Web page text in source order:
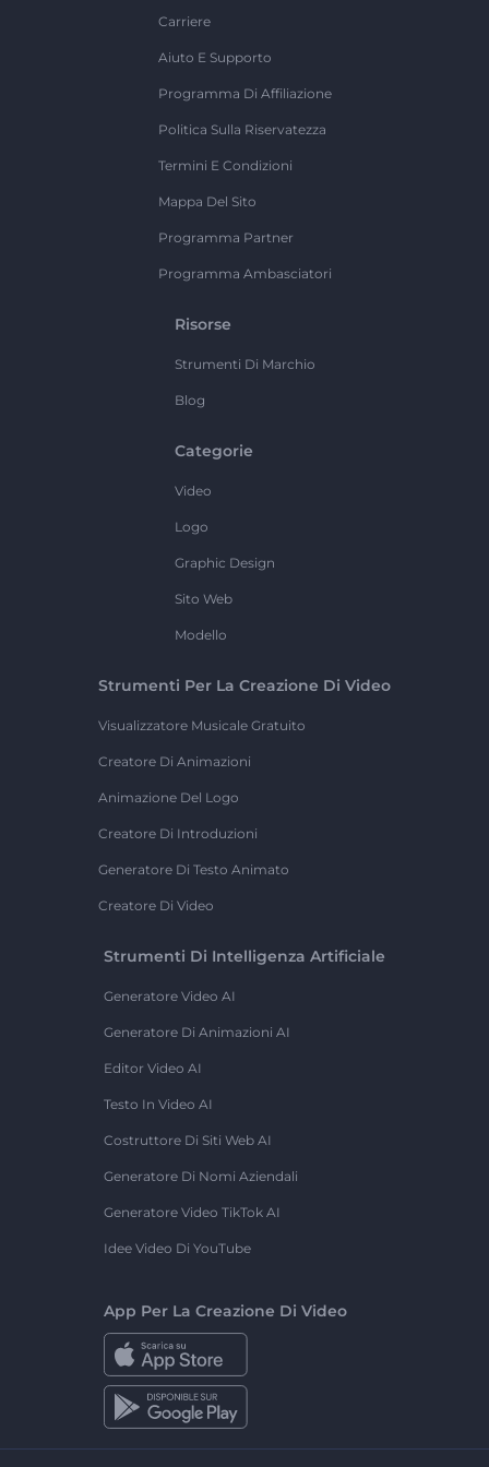
Carriere
Aiuto E Supporto
Programma Di Affiliazione
Politica Sulla Riservatezza
Termini E Condizioni
Mappa Del Sito
Programma Partner
Programma Ambasciatori
Risorse
Strumenti Di Marchio
Blog
Categorie
Video
Logo
Graphic Design
Sito Web
Modello
Strumenti Per La Creazione Di Video
Visualizzatore Musicale Gratuito
Creatore Di Animazioni
Animazione Del Logo
Creatore Di Introduzioni
Generatore Di Testo Animato
Creatore Di Video
Strumenti Di Intelligenza Artificiale
Generatore Video AI
Generatore Di Animazioni AI
Editor Video AI
Testo In Video AI
Costruttore Di Siti Web AI
Generatore Di Nomi Aziendali
Generatore Video TikTok AI
Idee Video Di YouTube
App Per La Creazione Di Video